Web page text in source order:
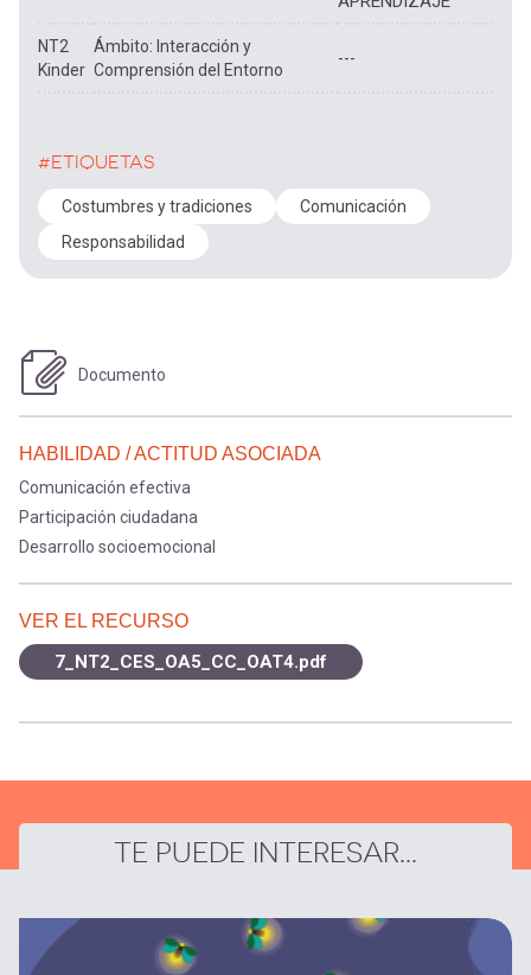
NT2
Kinder
Ámbito: Interacción y
Comprensión del Entorno
---
#ETIQUETAS
Costumbres y tradiciones
Comunicación
Responsabilidad
Documento
HABILIDAD / ACTITUD ASOCIADA
Comunicación efectiva
Participación ciudadana
Desarrollo socioemocional
VER EL RECURSO
7_NT2_CES_OA5_CC_OAT4.pdf
TE PUEDE INTERESAR...